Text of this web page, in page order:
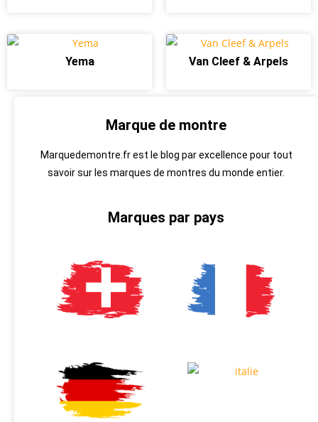
Yema Van Cleef & Arpels
Marque de montre
Marquedemontre.fr est le blog par excellence pour tout
savoir sur les marques de montres du monde entier.
Marques par pays